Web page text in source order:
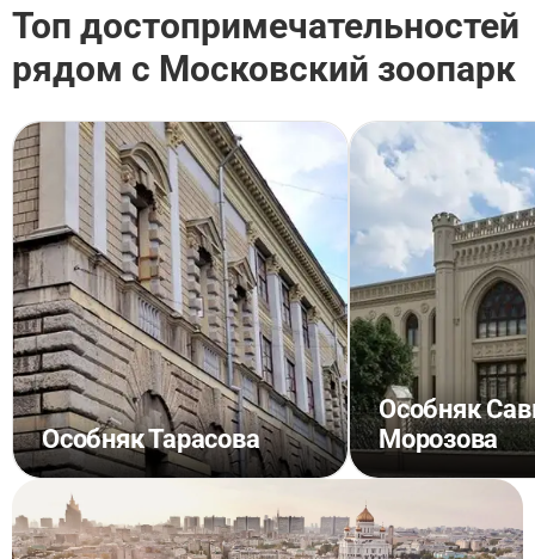
Топ достопримечательностей
рядом с Московский зоопарк
Особняк Тарасова
Особняк
Морозова